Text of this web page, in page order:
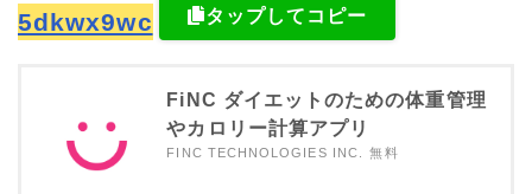
5dkwx9wc タップしてコピー
FiNC ダイエットのための体重管理
やカロリー計算アプリ
FINC TECHNOLOGIES INC. 無料